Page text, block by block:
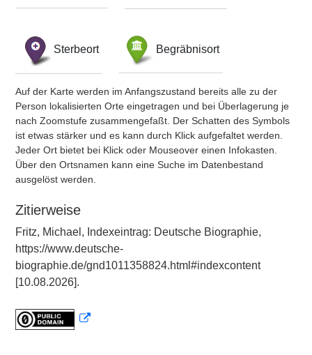
Sterbeort Begräbnisort
Auf der Karte werden im Anfangszustand bereits alle zu der
Person lokalisierten Orte eingetragen und bei Überlagerung je
nach Zoomstufe zusammengefaßt. Der Schatten des Symbols
ist etwas stärker und es kann durch Klick aufgefaltet werden.
Jeder Ort bietet bei Klick oder Mouseover einen Infokasten.
Über den Ortsnamen kann eine Suche im Datenbestand
ausgelöst werden.
Zitierweise
Fritz, Michael, Indexeintrag: Deutsche Biographie,
https://www.deutsche-
biographie.de/gnd1011358824.html#indexcontent
[10.08.2026].